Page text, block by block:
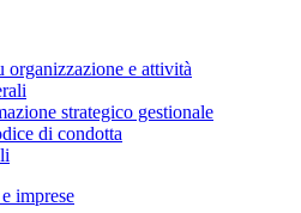
e attività
strategico gestionale
di condotta
imprese